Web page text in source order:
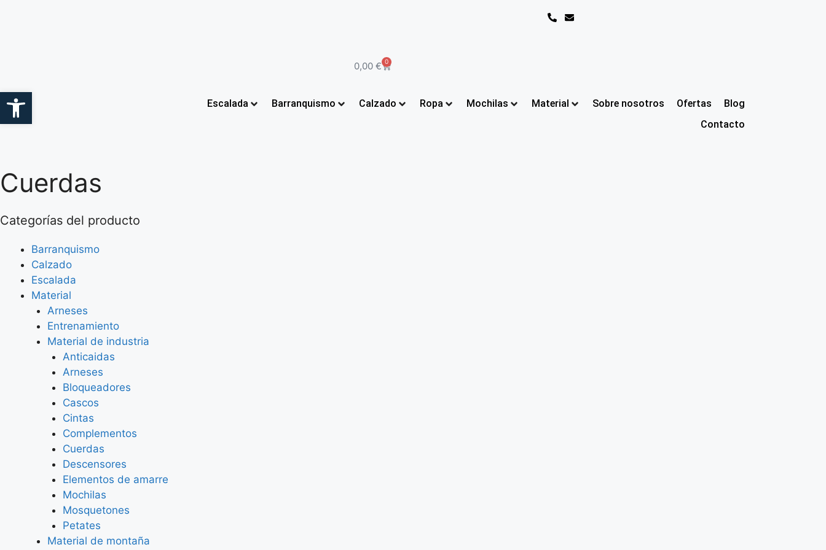
0,00 € 0
Escalada Barranquismo Calzado Ropa Mochilas Material Sobre nosotros Ofertas
Blog
Contacto
Cuerdas
Categorías del producto
Barranquismo
Calzado
Escalada
Material
Arneses
Entrenamiento
Material de industria
Anticaidas
Arneses
Bloqueadores
Cascos
Cintas
Complementos
Cuerdas
Descensores
Elementos de amarre
Mochilas
Mosquetones
Petates
Material de montaña
Abrir barra de herramientas